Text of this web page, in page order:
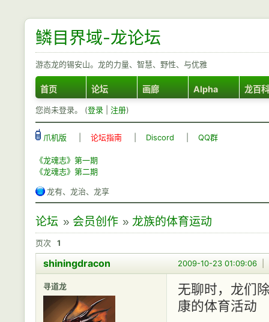
鳞目界域-龙论坛
游态龙的锡安山。龙的力量、智慧、野性、与优雅
首页 论坛 画廊 Alpha 龙百科
您尚未登录。 (登录 注册)
爪机版 论坛指南 Discord QQ群
《龙魂志》第一期
《龙魂志》第二期
龙有、龙治、龙享
论坛 » 会员创作 » 龙族的体育运动
页次 1
2009-10-23 01:09:06
shiningdracon
寻道龙
无聊时，龙们
康的体育活动